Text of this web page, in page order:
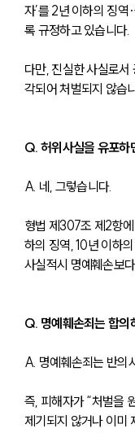
자’를 2년 이하의 징
록 규정하고 있습니다.
다만, 진실한 사실로
각되어 처벌되지 않습
Q. 허위사실을 유포하
A. 네, 그렇습니다.
형법 제307조 제2항
하의 징역, 10년 이하
사실적시 명예훼손보
Q. 명예훼손죄는 합의
A. 명예훼손죄는 반의
즉, 피해자가 “처벌을
제기되지 않거나 이미